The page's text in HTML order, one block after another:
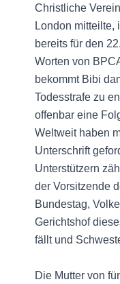
Christliche
London mitteilte,
bereits für den
Worten von
bekommt Bibi
Todesstrafe zu
offenbar eine
Weltweit haben
Unterschrift
Unterstützern
der Vorsitzende
Bundestag,
Gerichtshof
fällt und
Die Mutter von